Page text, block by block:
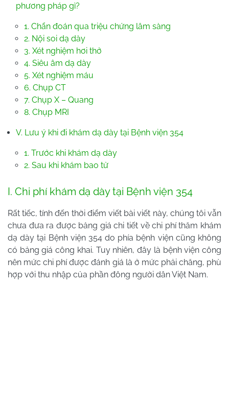
phương pháp gì?
1. Chẩn đoán qua triệu chứng lâm sàng
2. Nội soi dạ dày
3. Xét nghiệm hơi thở
4. Siêu âm dạ dày
5. Xét nghiệm máu
6. Chụp CT
7. Chụp X – Quang
8. Chụp MRI
V. Lưu ý khi đi khám dạ dày tại Bệnh viện 354
1. Trước khi khám dạ dày
2. Sau khi khám bao tử
I. Chi phí khám dạ dày tại Bệnh viện 354
Rất tiếc, tính đến thời điểm viết bài viết này, chúng tôi vẫn
chưa đưa ra được bảng giá chi tiết về chi phí thăm khám
dạ dày tại Bệnh viện 354 do phía bệnh viện cũng không
có bảng giá công khai. Tuy nhiên, đây là bệnh viện công
nên mức chi phí được đánh giá là ở mức phải chăng, phù
hợp với thu nhập của phần đông người dân Việt Nam.